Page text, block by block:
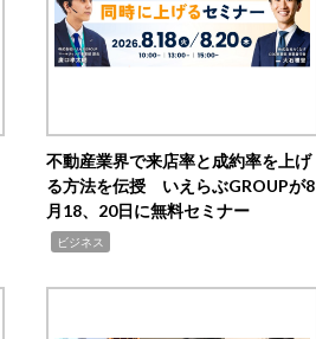
不動産業界で来店率と成約率を上げ
る方法を伝授 いえらぶGROUPが8
月18、20日に無料セミナー
ビジネス